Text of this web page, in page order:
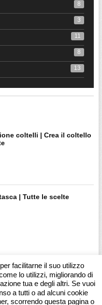
8
3
11
8
13
coltelli | Crea il coltello
| Tutte le scelte
facilitarne il suo utilizzo
lo utilizzi, migliorando di
tua e degli altri. Se vuoi
a tutti o ad alcuni cookie
scorrendo questa pagina o